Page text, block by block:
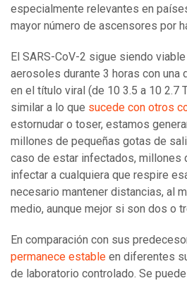
especialmente relevantes en
mayor número de ascensores por
El SARS-CoV-2 sigue siendo
aerosoles durante 3 horas con
en el título viral (de 10 3.5 a 10 2.7
similar a lo que sucede con otros
estornudar o toser, estamos
millones de pequeñas gotas de
caso de estar infectados, millones
infectar a cualquiera que respire
necesario mantener distancias, al
medio, aunque mejor si son dos o
En comparación con sus
permanece estable en diferentes
de laboratorio controlado. Se